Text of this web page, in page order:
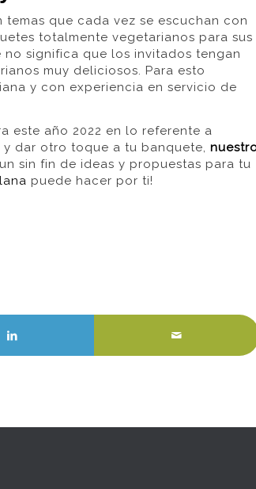
temas que cada vez se escuchan con
totalmente vegetarianos para sus
significa que los invitados tengan
muy deliciosos. Para esto
y con experiencia en servicio de
este año 2022 en lo referente a
dar otro toque a tu banquete,
sin fin de ideas y propuestas para tu
puede hacer por ti!